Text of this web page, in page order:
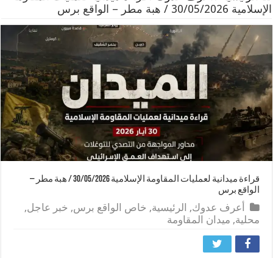
الإسلامية 30/05/2026 / هبة مطر – الواقع برس
قراءة ميدانية لعمليات المقاومة الإسلامية 30/05/2026 / هبة مطر –
الواقع برس
أعرف عدوك, الرئيسية, خاص الواقع برس, خبر عاجل,
محلية, ميدان المقاومة